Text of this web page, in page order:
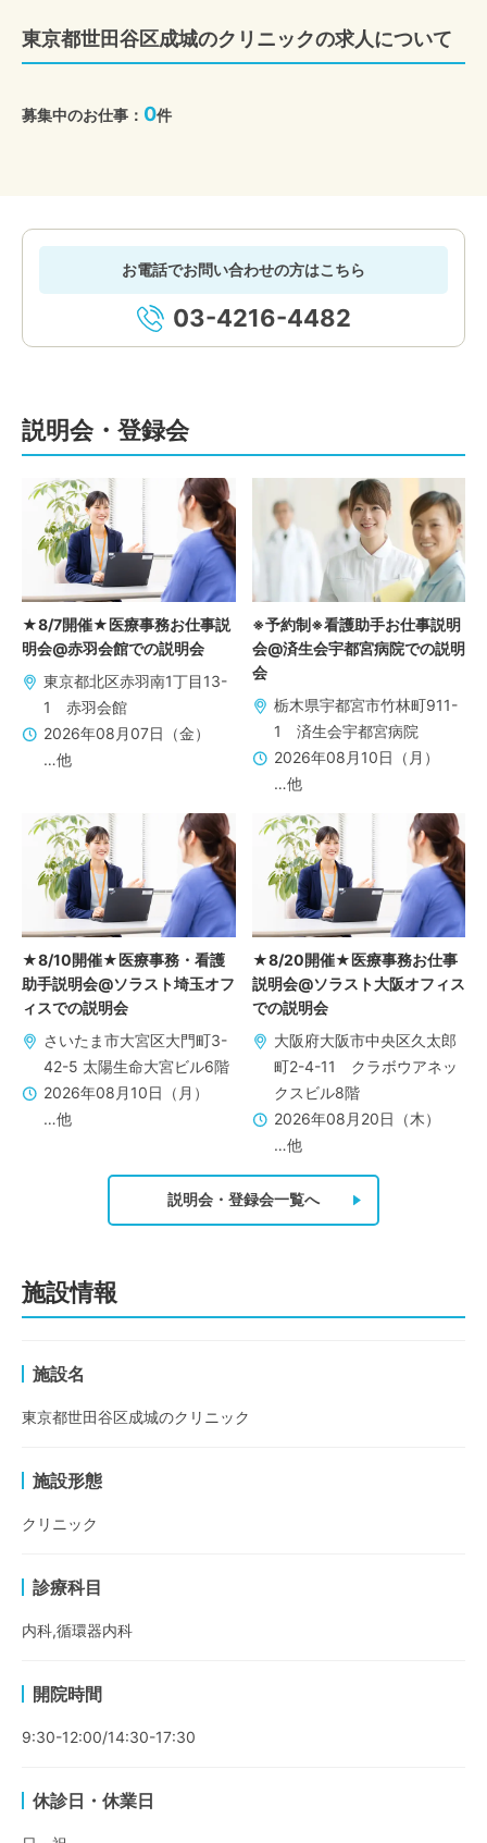
東京都世田谷区成城のクリニックの求人について
募集中のお仕事： 0件
お電話でお問い合わせの方はこちら
03-4216-4482
説明会・登録会
★8/7開催★医療事務お仕事説
明会@赤羽会館での説明会
東京都北区赤羽南1丁目13-
1 赤羽会館
2026年08月07日（金）
…他
※予約制※看護助手お仕事説明
会@済生会宇都宮病院での説明
会
栃木県宇都宮市竹林町911-
1 済生会宇都宮病院
2026年08月10日（月）
…他
★8/10開催★医療事務・看護
助手説明会@ソラスト埼玉オフ
ィスでの説明会
さいたま市大宮区大門町3-
42-5 太陽生命大宮ビル6階
2026年08月10日（月）
…他
★8/20開催★医療事務お仕事
説明会@ソラスト大阪オフィス
での説明会
大阪府大阪市中央区久太郎
町2-4-11 クラボウアネッ
クスビル8階
2026年08月20日（木）
…他
説明会・登録会一覧へ
施設情報
施設名
東京都世田谷区成城のクリニック
施設形態
クリニック
診療科目
内科,循環器内科
開院時間
9:30-12:00/14:30-17:30
休診日・休業日